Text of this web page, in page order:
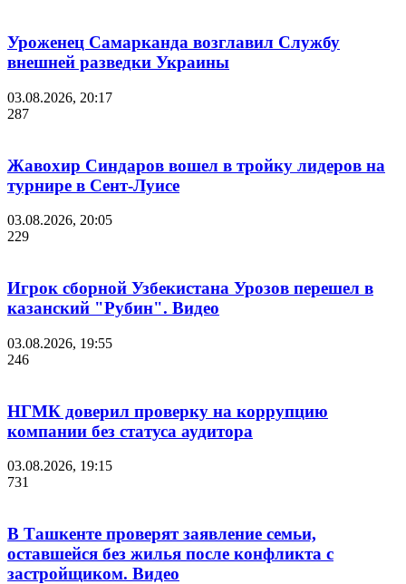
Уроженец Самарканда возглавил Службу
внешней разведки Украины
03.08.2026, 20:17
287
Жавохир Синдаров вошел в тройку лидеров на
турнире в Сент-Луисе
03.08.2026, 20:05
229
Игрок сборной Узбекистана Урозов перешел в
казанский "Рубин". Видео
03.08.2026, 19:55
246
НГМК доверил проверку на коррупцию
компании без статуса аудитора
03.08.2026, 19:15
731
В Ташкенте проверят заявление семьи,
оставшейся без жилья после конфликта с
застройщиком. Видео